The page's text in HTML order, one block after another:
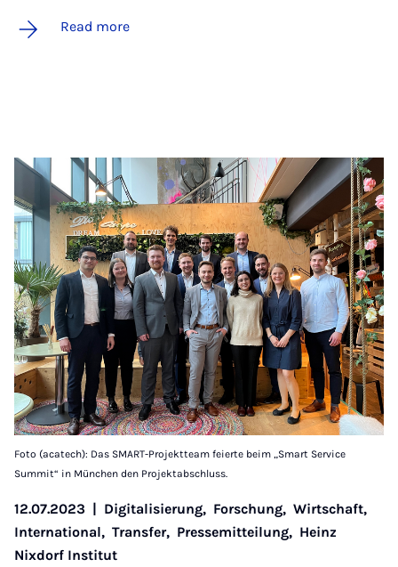
Read more
Foto (acatech): Das SMART-Projektteam feierte beim „Smart Service
Summit“ in München den Projektabschluss.
12.07.2023 | Digitalisierung, Forschung, Wirtschaft,
International, Transfer, Pressemitteilung, Heinz
Nixdorf Institut